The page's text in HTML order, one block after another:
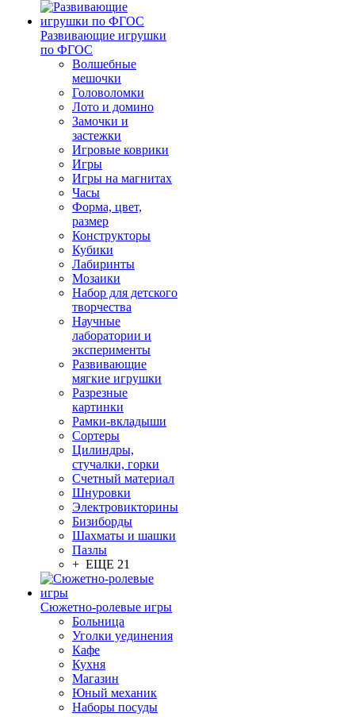
Развивающие игрушки
по ФГОС
Волшебные
мешочки
Головоломки
Лото и домино
Замочки и
застежки
Игровые коврики
Игры
Игры на магнитах
Часы
Форма, цвет,
размер
Конструкторы
Кубики
Лабиринты
Мозаики
Набор для детского
творчества
Научные
лаборатории и
эксперименты
Развивающие
мягкие игрушки
Разрезные
картинки
Рамки-вкладыши
Сортеры
Цилиндры,
стучалки, горки
Счетный материал
Шнуровки
Электровикторины
Бизиборды
Шахматы и шашки
Пазлы
+ ЕЩЕ 21
Сюжетно-ролевые игры
Больница
Уголки уединения
Кафе
Кухня
Магазин
Юный механик
Наборы посуды